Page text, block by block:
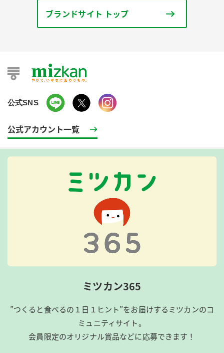
ブランドサイト トップ
公式SNS
公式アカウント一覧
ミツカン365
”つくると食べるの１日１ヒント”をお届けするミツカンのコ
ミュニティサイト。
会員限定のオリジナル賞品などに応募できます！